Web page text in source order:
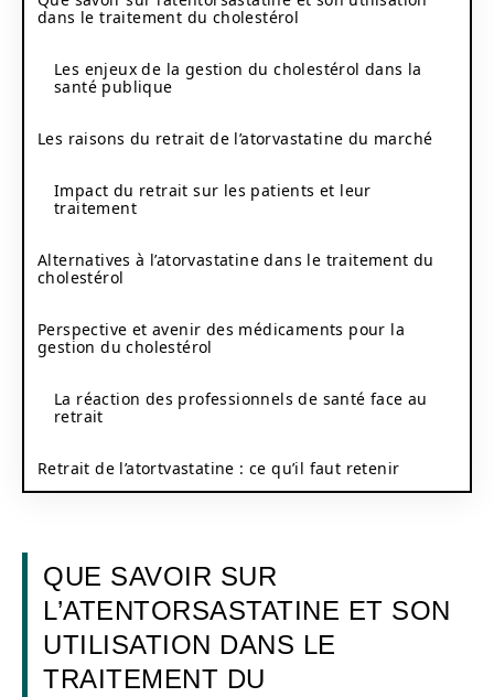
dans le traitement du cholestérol
Les enjeux de la gestion du cholestérol dans la
santé publique
Les raisons du retrait de l’atorvastatine du marché
Impact du retrait sur les patients et leur
traitement
Alternatives à l’atorvastatine dans le traitement du
cholestérol
Perspective et avenir des médicaments pour la
gestion du cholestérol
La réaction des professionnels de santé face au
retrait
Retrait de l’atortvastatine : ce qu’il faut retenir
QUE SAVOIR SUR
L’ATENTORSASTATINE ET SON
UTILISATION DANS LE
TRAITEMENT DU